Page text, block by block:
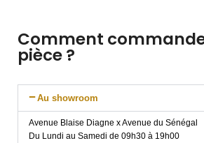
Comment
pièce ?
Au showroom
Avenue Blaise Diagne x Avenue du Sénégal
Du Lundi au Samedi de 09h30 à 19h00